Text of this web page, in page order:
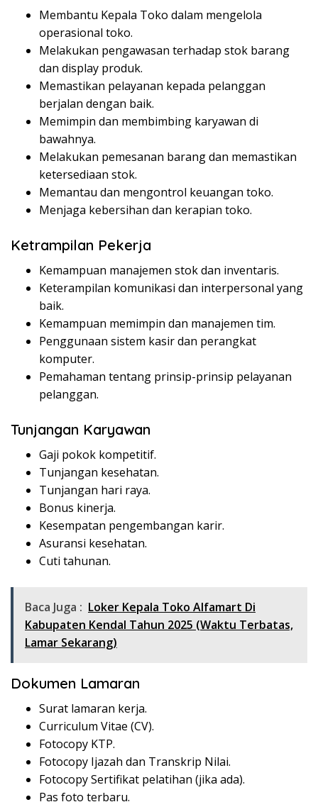
Membantu Kepala Toko dalam mengelola
operasional toko.
Melakukan pengawasan terhadap stok barang
dan display produk.
Memastikan pelayanan kepada pelanggan
berjalan dengan baik.
Memimpin dan membimbing karyawan di
bawahnya.
Melakukan pemesanan barang dan memastikan
ketersediaan stok.
Memantau dan mengontrol keuangan toko.
Menjaga kebersihan dan kerapian toko.
Ketrampilan Pekerja
Kemampuan manajemen stok dan inventaris.
Keterampilan komunikasi dan interpersonal yang
baik.
Kemampuan memimpin dan manajemen tim.
Penggunaan sistem kasir dan perangkat
komputer.
Pemahaman tentang prinsip-prinsip pelayanan
pelanggan.
Tunjangan Karyawan
Gaji pokok kompetitif.
Tunjangan kesehatan.
Tunjangan hari raya.
Bonus kinerja.
Kesempatan pengembangan karir.
Asuransi kesehatan.
Cuti tahunan.
Baca Juga : Loker Kepala Toko Alfamart Di
Kabupaten Kendal Tahun 2025 (Waktu Terbatas,
Lamar Sekarang)
Dokumen Lamaran
Surat lamaran kerja.
Curriculum Vitae (CV).
Fotocopy KTP.
Fotocopy Ijazah dan Transkrip Nilai.
Fotocopy Sertifikat pelatihan (jika ada).
Pas foto terbaru.